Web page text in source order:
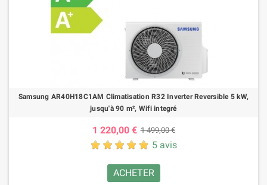
Samsung AR40H18C1AM Climatisation R32 Inverter Reversible 5 kW,
jusqu'à 90 m², Wifi integré
1 220,00 € 1 499,00 €
5 avis
ACHETER